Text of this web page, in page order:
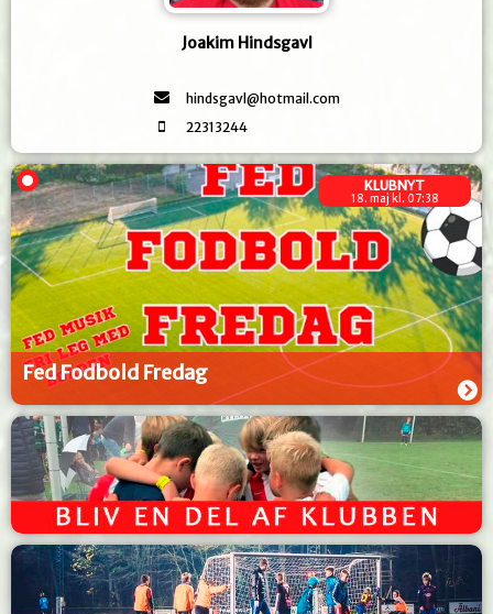
Joakim Hindsgavl
hindsgavl@hotmail.com
22313244
KLUBNYT
18. maj kl. 07:38
Fed Fodbold Fredag